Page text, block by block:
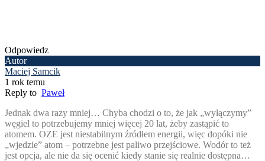
Odpowiedz
Autor
Maciej Samcik
1 rok temu
Reply to Paweł
Jednak dwa razy mniej… Chyba chodzi o to, że jak „wyłączymy”
węgiel to potrzebujemy mniej więcej 20 lat, żeby zastąpić to
atomem. OZE jest niestabilnym źródłem energii, więc dopóki nie
„wjedzie” atom – potrzebne jest paliwo przejściowe. Wodór to też
jest opcja, ale nie da się ocenić kiedy stanie się realnie dostępna…